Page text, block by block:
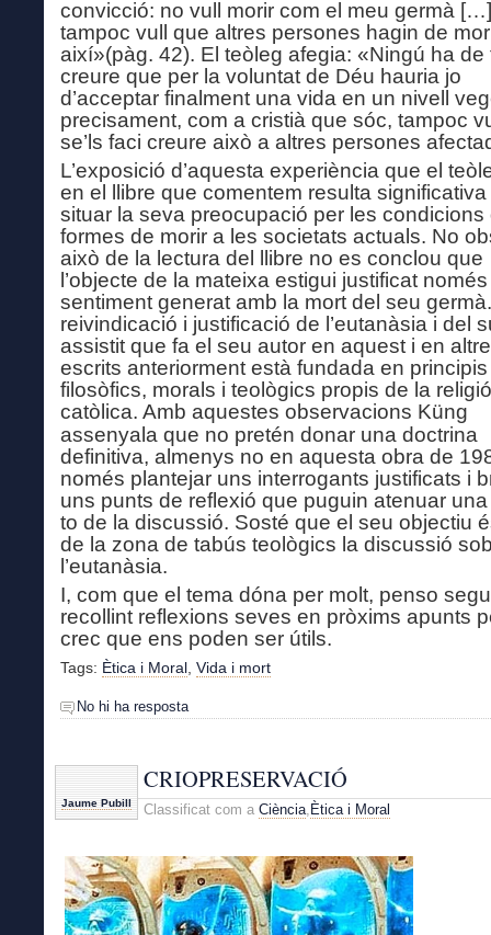
convicció: no vull morir com el meu germà
tampoc vull que altres persones hagin de
així»(pàg. 42). El teòleg afegia: «Ningú ha de
creure que per la voluntat de Déu hauria jo
d’acceptar finalment una vida en un nivell
precisament, com a cristià que sóc, tampoc
se’ls faci creure això a altres persones
L’exposició d’aquesta experiència que el
en el llibre que comentem resulta sig
situar la seva preocupació per les
formes de morir a l es societats actuals. No
això de la lectura del llibre no es conclou que
l’objecte de la mateixa estigui justificat
sentiment generat amb la mort del seu
reivindicació i justificació de l’eutanàsia i del
assistit que fa el seu autor en aquest i en
escrits anteriorment està fundada en principis
filosòfics, morals i teològics propis de la religió
catòlica. Amb aquestes observacions Küng
assenyala que no pretén donar una doctrina
definitiva, almenys no en aquesta obra de
només plantejar uns interrogants justificats i
uns punts de reflexió que puguin atenuar
to de la discussió. Sosté que e l seu objectiu
de la zona de tabús teològics la discussió
l’eutanàsia.
I, com que el tema dóna per molt, penso
recollint reflexions seves en pròxims apunts
crec que ens poden ser útils.
Tags: Ètica i Moral Vida i mort
No hi ha resposta
Jaume Pubill
CRIOPRESERVACIÓ
Classificat com a Ciència Ètica i Moral